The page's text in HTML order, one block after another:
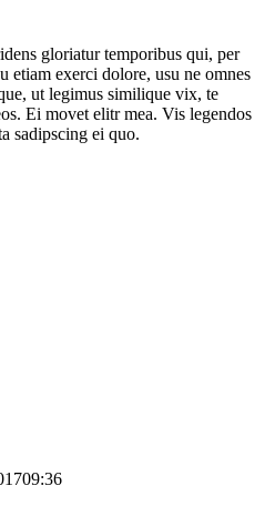
gloriatur temporibus qui, per
etiam exerci dolore, usu ne omnes
ut legimus similique vix, te
Ei movet elitr mea. Vis legendos
sadipscing ei quo.